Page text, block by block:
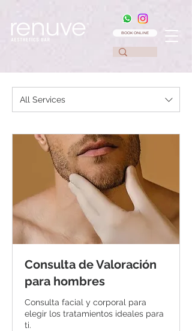
BOOK ONLINE
All Services
Consulta de Valoración
para hombres
Consulta facial y corporal para
elegir los tratamientos ideales para
ti.